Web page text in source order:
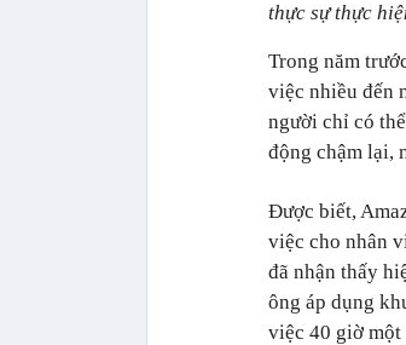
thực sự thực
Trong năm
việc nhiều đến
người chỉ có
động chậm lại,
Được biết,
việc cho nhân
đã nhận thấy
ông áp dụng
việc 40 giờ một